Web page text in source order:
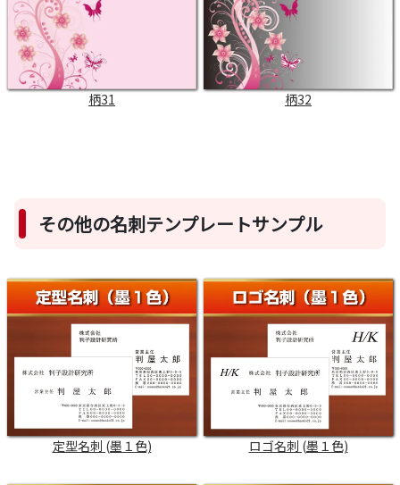
柄31 柄32
その他の名刺テンプレートサンプル
定型名刺 (墨１色) ロゴ名刺 (墨１色)